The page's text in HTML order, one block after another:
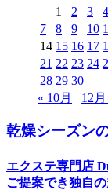
1
2 3 4
7
8 9 10
14 15 16 17
21 22 23 24
28 29 30
« 10月
12月
乾燥シーズン
エクステ専門店
ご提案でき独自